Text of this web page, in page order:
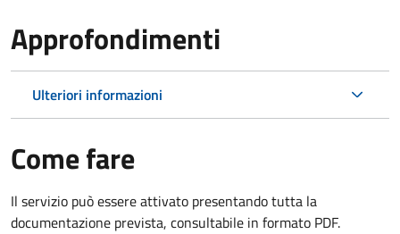
Approfondimenti
Ulteriori informazioni
Come fare
Il servizio può essere attivato presentando tutta la
documentazione prevista, consultabile in formato PDF.